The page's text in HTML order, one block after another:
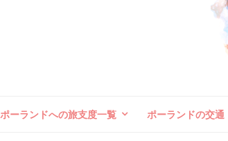
ポーランドへの旅支度一覧 ポーランドの交